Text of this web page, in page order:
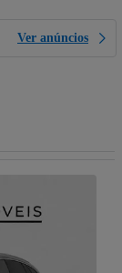
Ver anúncios